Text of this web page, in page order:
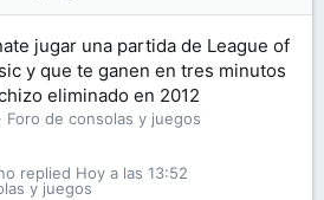
jugar una partida de League of
y que te ganen en tres minutos
eliminado en 2012
Foro de consolas y juegos
y juegos
Hoy a las 13:52